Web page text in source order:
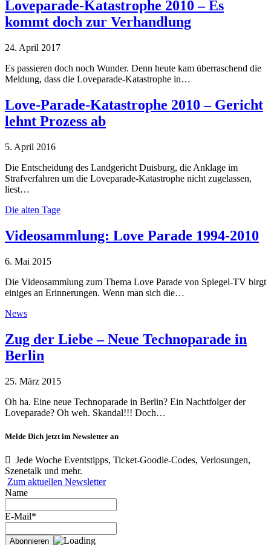
Loveparade-Katastrophe 2010 – Es
kommt doch zur Verhandlung
24. April 2017
Es passieren doch noch Wunder. Denn heute kam überraschend die
Meldung, dass die Loveparade-Katastrophe in…
Love-Parade-Katastrophe 2010 – Gericht
lehnt Prozess ab
5. April 2016
Die Entscheidung des Landgericht Duisburg, die Anklage im
Strafverfahren um die Loveparade-Katastrophe nicht zugelassen,
liest…
Die alten Tage
Videosammlung: Love Parade 1994-2010
6. Mai 2015
Die Videosammlung zum Thema Love Parade von Spiegel-TV birgt
einiges an Erinnerungen. Wenn man sich die…
News
Zug der Liebe – Neue Technoparade in
Berlin
25. März 2015
Oh ha. Eine neue Technoparade in Berlin? Ein Nachtfolger der
Loveparade? Oh weh. Skandal!!! Doch…
Melde Dich jetzt im Newsletter an
Jede Woche Eventstipps, Ticket-Goodie-Codes, Verlosungen,
Szenetalk und mehr.
Zum aktuellen Newsletter
Name
E-Mail*